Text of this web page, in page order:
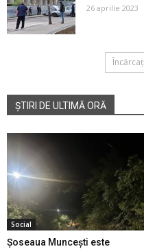
26 aprilie 2023
ȘTIRI DE ULTIMĂ ORĂ
Social
Șoseaua Muncești este